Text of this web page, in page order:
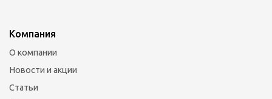
Компания
О компании
Новости и акции
Статьи